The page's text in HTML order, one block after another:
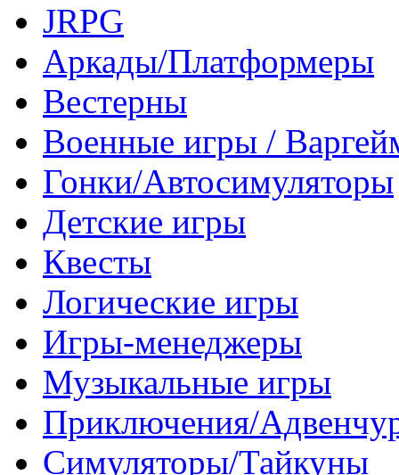
JRPG
Аркады/Платформеры
Вестерны
Военные игры /
Гонки/Автосимуляторы
Детские игры
Квесты
Логические игры
Игры-менеджеры
Музыкальные игры
Приключения/
Симуляторы/Тайкуны